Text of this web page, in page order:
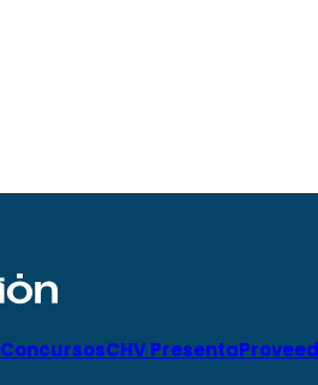
ConcursosCHV Presenta